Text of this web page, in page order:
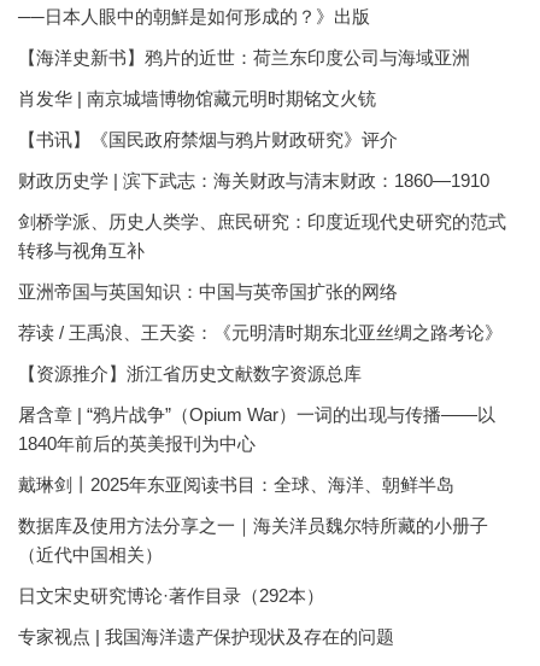
──日本人眼中的朝鮮是如何形成的？》出版
【海洋史新书】鸦片的近世：荷兰东印度公司与海域亚洲
肖发华 | 南京城墙博物馆藏元明时期铭文火铳
【书讯】《国民政府禁烟与鸦片财政研究》评介
财政历史学 | 滨下武志：海关财政与清末财政：1860—1910
剑桥学派、历史人类学、庶民研究：印度近现代史研究的范式
转移与视角互补
亚洲帝国与英国知识：中国与英帝国扩张的网络
荐读 / 王禹浪、王天姿：《元明清时期东北亚丝绸之路考论》
【资源推介】浙江省历史文献数字资源总库
屠含章 | “鸦片战争”（Opium War）一词的出现与传播——以
1840年前后的英美报刊为中心
戴琳剑丨2025年东亚阅读书目：全球、海洋、朝鲜半岛
数据库及使用方法分享之一｜海关洋员魏尔特所藏的小册子
（近代中国相关）
日文宋史研究博论·著作目录（292本）
专家视点 | 我国海洋遗产保护现状及存在的问题